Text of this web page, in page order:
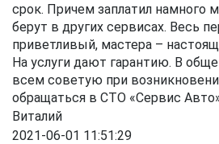
срок. Причем заплатил намного
берут в других сервисах. Весь
приветливый, мастера –
На услуги дают гарантию. В
всем советую при
обращаться в СТО «Сервис
Виталий
2021-06-01 11:51:29